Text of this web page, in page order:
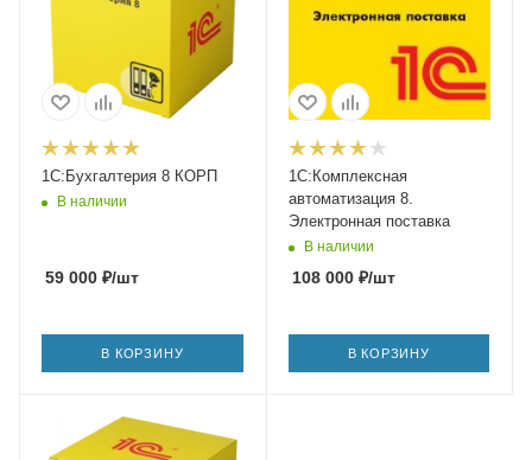
1С:Бухгалтерия 8 КОРП
В наличии
59 000 ₽/шт
В КОРЗИНУ
1С:Комплексная
автоматизация 8.
Электронная поставка
В наличии
108 000₽/шт
В КОРЗИНУ